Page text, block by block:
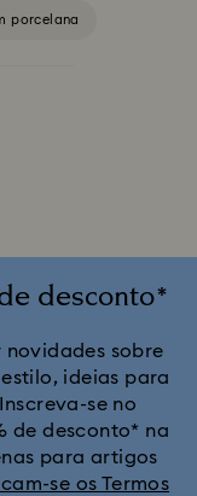
porcelana
Monstro
X-Men
Leão
Maravilhas
desconto*
novidades sobre
ideias para
se no
de desconto* na
para artigos
se os Termos